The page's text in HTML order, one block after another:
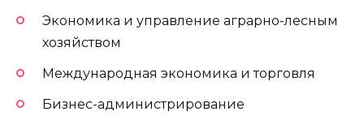
Экономика и управление аграрно-лесным
хозяйством
Международная экономика и торговля
Бизнес-администрирование